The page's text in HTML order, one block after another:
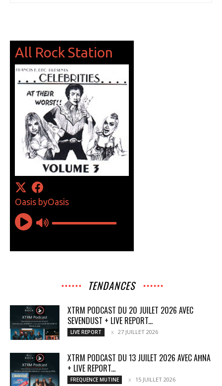
TENDANCES
XTRM PODCAST DU 20 JUILET 2026 AVEC
SEVENDUST + LIVE REPORT...
LIVE REPORT 27 JUILLET 2026
XTRM PODCAST DU 13 JUILET 2026 AVEC AĦNA
+ LIVE REPORT...
FREQUENCE MUTINE 15 JUILLET 2026